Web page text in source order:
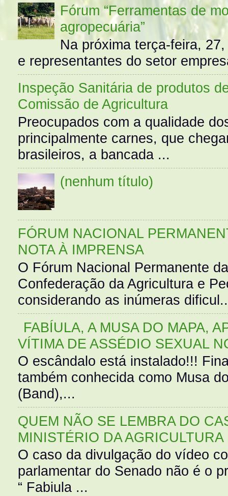
Fórum “Ferramentas de
agropecuária”
Na próxima terça-feira,
e representantes do setor
Inspeção Sanitária de produtos
Comissão de Agricultura
Preocupados com a qualidade
principalmente carnes, que
brasileiros, a bancada ...
(nenhum título)
FÓRUM NACIONAL
NOTA À IMPRENSA
O Fórum Nacional Permanente
Confederação da Agricultura e
considerando as inúmeras
FABÍULA, A MUSA DO MAPA,
VÍTIMA DE ASSÉDIO SEXUAL
O escândalo está instalado!!!
também conhecida como Musa
(Band),...
QUEM NÃO SE LEMBRA DO
MINISTÉRIO DA AGRICULTURA
O caso da divulgação do vídeo
parlamentar do Senado não é o
“ Fabiula ...